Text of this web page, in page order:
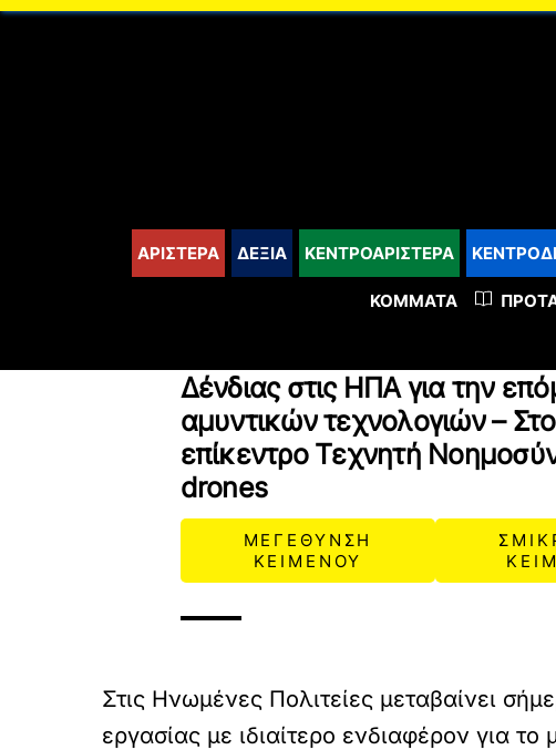
content
ΑΡΙΣΤΕΡΑ ΔΕΞΙΑ ΚΕΝΤΡΟΑΡΙΣΤΕΡΑ
ΚΌΜΜΑΤΑ
Δένδιας στις ΗΠΑ για την
αμυντικών τεχνολογιών – Στο
επίκεντρο Τεχνητή
drones
ΜΕΓΕΘΥΝΣΗ
ΚΕΙΜΕΝΟΥ
Στις Ηνωμένες Πολιτείες μεταβαίνει
εργασίας με ιδιαίτερο ενδιαφέρον για